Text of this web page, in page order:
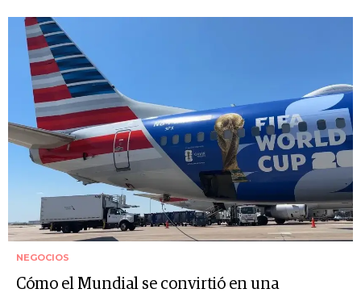
NEGOCIOS
Cómo el Mundial se convirtió en una